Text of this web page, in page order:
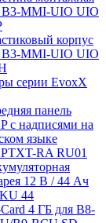
B3-MMI-UIO UIO
корпус
B3-MMI-UIO UIO
серии EvoxX
панель
с надписями на
языке
RA RU01
12 В / 44 Aч
44
4 ГБ для B8-